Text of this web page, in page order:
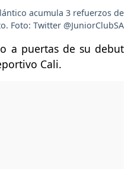
acumula 3 refuerzos de
Foto: Twitter @JuniorClubSA
a puertas de su debut
Cali.